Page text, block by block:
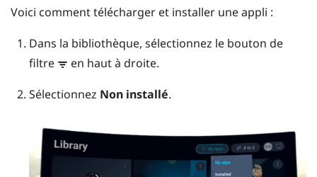
Voici comment télécharger et installer une appli :
Dans la bibliothèque, sélectionnez le bouton de
filtre
en haut à droite.
Sélectionnez Non installé.